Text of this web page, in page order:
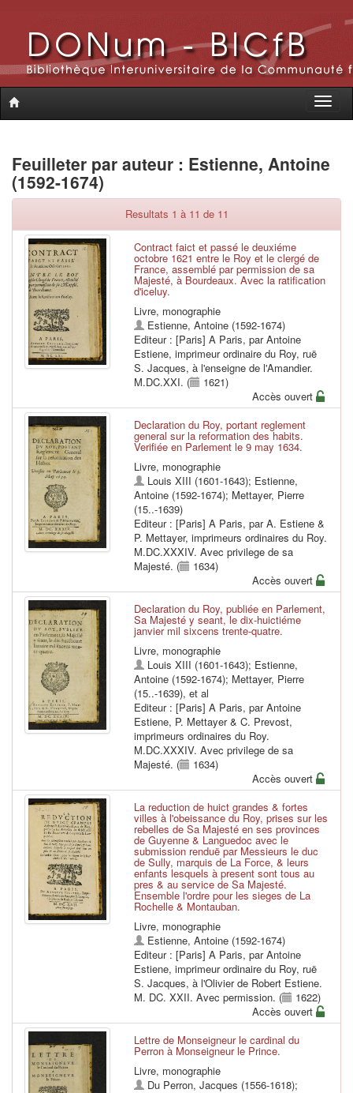
Toggle
Feuilleter par auteur : Estienne, Antoine
(1592-1674)
Resultats 1 à 11 de 11
Contract faict et passé le deuxiéme
octobre 1621 entre le Roy et le clergé de
France, assemblé par permission de sa
Majesté, à Bourdeaux. Avec la ratification
d'iceluy.
Livre, monographie
Estienne, Antoine (1592-1674)
Editeur : [Paris] A Paris, par Antoine
Estiene, imprimeur ordinaire du Roy, ruë
S. Jacques, à l'enseigne de l'Amandier.
M.DC.XXI. (
1621)
Accès ouvert
Declaration du Roy, portant reglement
general sur la reformation des habits.
Verifiée en Parlement le 9 may 1634.
Livre, monographie
Louis XIII (1601-1643); Estienne,
Antoine (1592-1674); Mettayer, Pierre
(15..-1639)
Editeur : [Paris] A Paris, par A. Estiene &
P. Mettayer, imprimeurs ordinaires du Roy.
M.DC.XXXIV. Avec privilege de sa
Majesté. (
1634)
Accès ouvert
Declaration du Roy, publiée en Parlement,
Sa Majesté y seant, le dix-huictiéme
janvier mil sixcens trente-quatre.
Livre, monographie
Louis XIII (1601-1643); Estienne,
Antoine (1592-1674); Mettayer, Pierre
(15..-1639), et al
Editeur : [Paris] A Paris, par Antoine
Estiene, P. Mettayer & C. Prevost,
imprimeurs ordinaires du Roy.
M.DC.XXXIV. Avec privilege de sa
Majesté. (
1634)
Accès ouvert
La reduction de huict grandes & fortes
villes à l'obeissance du Roy, prises sur les
rebelles de Sa Majesté en ses provinces
de Guyenne & Languedoc avec le
submission renduë par Messieurs le duc
de Sully, marquis de La Force, & leurs
enfants lesquels à present sont tous au
pres & au service de Sa Majesté.
Ensemble l'ordre pour les sieges de La
Rochelle & Montauban.
Livre, monographie
Estienne, Antoine (1592-1674)
Editeur : [Paris] A Paris, par Antoine
Estiene, imprimeur ordinaire du Roy, ruë
S. Jacques, à l'Olivier de Robert Estiene.
M. DC. XXII. Avec permission. (
1622)
Accès ouvert
Lettre de Monseigneur le cardinal du
Perron à Monseigneur le Prince.
Livre, monographie
Du Perron, Jacques (1556-1618);